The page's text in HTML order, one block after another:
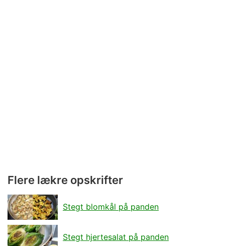
Flere lækre opskrifter
Stegt blomkål på panden
Stegt hjertesalat på panden